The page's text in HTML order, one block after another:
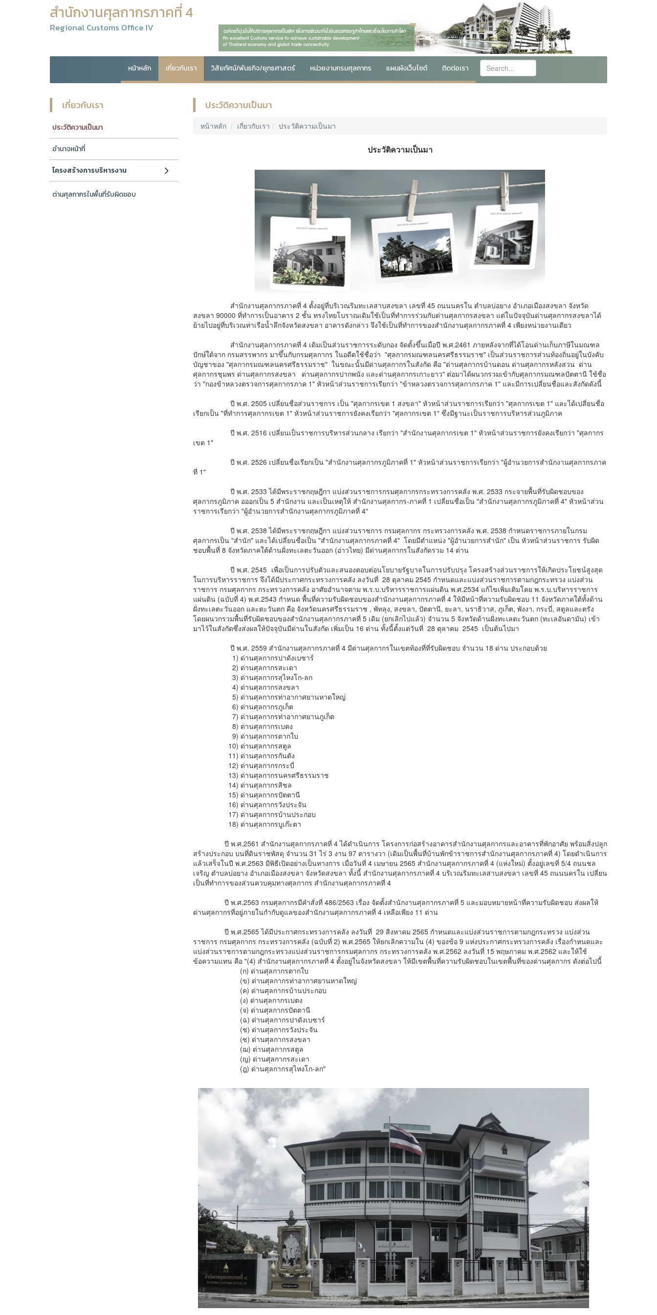
สำนักงานศุลกากรภาคที่ 4
Regional Customs Office IV
หน้าหลัก เกี่ยวกับเรา วิสัยทัศน์/พันธกิจ/ยุทธศาสตร์ หน่วยงานกรมศุลกากร แผนผังเว็บไซต์ ติดต่อเรา
เกี่ยวกับเรา
ประวัติความเป็นมา
อำนาจหน้าที่
โครงสร้างการบริหารงาน
ด่านศุลกากรในพื้นที่รับผิดชอบ
ประวัติความเป็นมา
หน้าหลัก เกี่ยวกับเรา ประวัติความเป็นมา
ประวัติความเป็นมา
สำนักงานศุลกากรภาคที่ 4 ตั้งอยู่ที่บริเวณริมทะเลสาบสงขลา เลขที่ 45 ถนนนครใน ตำบลบ่อยาง อำเภอเมืองสงขลา จังหวัด
สงขลา 90000 ที่ทำการเป็นอาคาร 2 ชั้น ทรงไทยโบราณเดิมใช้เป็นที่ทำการร่วมกับด่านศุลกากรสงขลา แต่ในปัจจุบันด่านศุลกากรสงขลาได้
ย้ายไปอยู่ที่บริเวณท่าเรือน้ำลึกจังหวัดสงขลา อาคารดังกล่าว จึงใช้เป็นที่ทำการของสำนักงานศุลกากรภาคที่ 4 เพียงหน่วยงานเดียว
สำนักงานศุลกากรภาคที่ 4 เดิมเป็นส่วนราชการระดับกอง จัดตั้งขึ้นเมื่อปี พ.ศ.2461 ภายหลังจากที่ได้โอนด่านเก็บภาษีในมณฑล
ปักษ์ใต้จาก กรมสรรพากร มาขึ้นกับกรมศุลกากร ในอดีตใช้ชื่อว่า "ศุลกากรมณฑลนครศรีธรรมราช" เป็นส่วนราชการส่วนท้องถิ่นอยู่ในบังคับ
บัญชาของ "ศุลกากรมณฑลนครศรีธรรมราช" ในขณะนั้นมีด่านศุลกากรในสังกัด คือ "ด่านศุลกากรบ้านดอน ด่านศุลกากรหลังสวน ด่าน
ศุลกากรชุมพร ด่านศุลกากรสงขลา ด่านศุลกากรปากพนัง และด่านศุลกากรเกาะยาว" ต่อมาได้ผนวกรวมเข้ากับศุลกากรมณฑลปัตตานี ใช้ชื่อ
ว่า "กองข้าหลวงตรวจการศุลกากรภาค 1" หัวหน้าส่วนราชการเรียกว่า "ข้าหลวงตรวจการศุลกากรภาค 1" และมีการเปลี่ยนชื่อและสังกัดดังนี้
ปี พ.ศ. 2505 เปลี่ยนชื่อส่วนราชการ เป็น "ศุลกากรเขต 1 สงขลา" หัวหน้าส่วนราชการเรียกว่า "ศุลกากรเขต 1" และได้เปลี่ยนชื่อ
เรียกเป็น "ที่ทำการศุลกากรเขต 1" หัวหน้าส่วนราชการยังคงเรียกว่า "ศุลกากรเขต 1" ซึ่งมีฐานะเป็นราชการบริหารส่วนภูมิภาค
ปี พ.ศ. 2516 เปลี่ยนเป็นราชการบริหารส่วนกลาง เรียกว่า "สำนักงานศุลกากรเขต 1" หัวหน้าส่วนราชการยังคงเรียกว่า "ศุลกากร
เขต 1"
ปี พ.ศ. 2526 เปลี่ยนชื่อเรียกเป็น "สำนักงานศุลกากรภูมิภาคที่ 1" หัวหน้าส่วนราชการเรียกว่า "ผู้อำนวยการสำนักงานศุลกากรภาค
ที่ 1"
ปี พ.ศ. 2533 ได้มีพระราชกฤษฎีกา แบ่งส่วนราชการกรมศุลกากรกระทรวงการคลัง พ.ศ. 2533 กระจายพื้นที่รับผิดชอบของ
ศุลกากรภูมิภาค อออกเป็น 5 สำนักงาน และเป็นเหตุให้ สำนักงานศุลกากร-ภาคที่ 1 เปลี่ยนชื่อเป็น "สำนักงานศุลกากรภูมิภาคที่ 4" หัวหน้าส่วน
ราชการเรียกว่า "ผู้อำนวยการสำนักงานศุลกากรภูมิภาคที่ 4"
ปี พ.ศ. 2538 ได้มีพระราชกฤษฎีกา แบ่งส่วนราชการ กรมศุลกากร กระทรวงการคลัง พ.ศ. 2538 กำหนดราชการภายในกรม
ศุลกากรเป็น "สำนัก" และได้เปลี่ยนชื่อเป็น "สำนักงานศุลกากรภาคที่ 4" โดยมีตำแหน่ง "ผู้อำนวยการสำนัก" เป็น หัวหน้าส่วนราชการ รับผิด
ชอบพื้นที่ 8 จังหวัดภาคใต้ด้านฝั่งทะเลตะวันออก (อ่าวไทย) มีด่านศุลกากรในสังกัดรวม 14 ด่าน
ปี พ.ศ. 2545 เพื่อเป็นการปรับตัวและสนองตอบต่อนโยบายรัฐบาลในการปรับปรุง โครงสร้างส่วนราชการให้เกิดประโยชน์สูงสุด
ในการบริหารราชการ จึงได้มีประกาศกระทรวงการคลัง ลงวันที่ 28 ตุลาคม 2545 กำหนดและแบ่งส่วนราชการตามกฎกระทรวง แบ่งส่วน
ราชการ กรมศุลกากร กระทรวงการคลัง อาศัยอำนาจตาม พ.ร.บ.บริหารราชการแผ่นดิน พ.ศ.2534 แก้ไขเพิ่มเติมโดย พ.ร.บ.บริหารราชการ
แผ่นดิน (ฉบับที่ 4) พ.ศ.2543 กำหนด พื้นที่ความรับผิดชอบของสำนักงานศุลกากรภาคที่ 4 ให้มีหน้าที่ความรับผิดชอบ 11 จังหวัดภาคใต้ทั้งด้าน
ฝั่งทะเลตะวันออก และตะวันตก คือ จังหวัดนครศรีธรรมราช , พัทลุง, สงขลา, ปัตตานี, ยะลา, นราธิวาส, ภูเก็ต, พังงา, กระบี่, สตูลและตรัง
โดยผนวกรวมพื้นที่รับผิดชอบของสำนักงานศุลกากรภาคที่ 5 เดิม (ยกเลิกไปแล้ว) จำนวน 5 จังหวัดด้านฝั่งทะเลตะวันตก (ทะเลอันดามัน) เข้า
มาไว้ในสังกัดซึ่งส่งผลให้ปัจจุบันมีด่านในสังกัด เพิ่มเป็น 16 ด่าน ทั้งนี้ตั้งแต่วันที่ 28 ตุลาคม 2545 เป็นต้นไปมา
ปี พ.ศ. 2559 สำนักงานศุลกากรภาคที่ 4 มีด่านศุลกากรในเขตท้องที่ที่รับผิดชอบ จำนวน 18 ด่าน ประกอบด้วย
1) ด่านศุลกากรปาดังเบซาร์
2) ด่านศุลกากรสะเดา
3) ด่านศุลกากรสุไหงโก-ลก
4) ด่านศุลกากรสงขลา
5) ด่านศุลกากรท่าอากาศยานหาดใหญ่
6) ด่านศุลกากรภูเก็ต
7) ด่านศุลกากรท่าอากาศยานภูเก็ต
8) ด่านศุลกากรเบตง
9) ด่านศุลกากรตากใบ
10) ด่านศุลกากรสตูล
11) ด่านศุลกากรกันตัง
12) ด่านศุลกากรกระบี่
13) ด่านศุลกากรนครศรีธรรมราช
14) ด่านศุลกากรสิชล
15) ด่านศุลกากรปัตตานี
16) ด่านศุลกากรวังประจัน
17) ด่านศุลกากรบ้านประกอบ
18) ด่านศุลกากรบูเก๊ะตา
ปี พ.ศ.2561 สำนักงานศุลกากรภาคที่ 4 ได้ดำเนินการ โครงการก่อสร้างอาคารสำนักงานศุลกากรและอาคารที่พักอาศัย พร้อมสิ่งปลูก
สร้างประกอบ บนที่ดินราชพัสดุ จำนวน 31 ไร่ 3 งาน 97 ตารางวา (เดิมเป็นพื้นที่บ้านพักข้าราชการสำนักงานศุลกากรภาคที่ 4) โดยดำเนินการ
แล้วเสร็จในปี พ.ศ.2563 มีพิธีเปิดอย่างเป็นทางการ เมื่อวันที่ 4 เมษายน 2565 สำนักงานศุลกากรภาคที่ 4 (แห่งใหม่) ตั้งอยู่เลขที่ 5/4 ถนนชล
เจริญ ตำบลบ่อยาง อำเภอเมืองสงขลา จังหวัดสงขลา ทั้งนี้ สำนักงานศุลกากรภาคที่ 4 บริเวณริมทะเลสาบสงขลา เลขที่ 45 ถนนนครใน เปลี่ยน
เป็นที่ทำการของส่วนควบคุมทางศุลกากร สำนักงานศุลกากรภาคที่ 4
ปี พ.ศ.2563 กรมศุลกากรมีคำสั่งที่ 486/2563 เรื่อง จัดตั้งสำนักงานศุลกากรภาคที่ 5 และมอบหมายหน้าที่ความรับผิดชอบ ส่งผลให้
ด่านศุลกากรที่อยู่ภายในกำกับดูแลของสำนักงานศุลกากรภาคที่ 4 เหลือเพียง 11 ด่าน
ปี พ.ศ.2565 ได้มีประกาศกระทรวงการคลัง ลงวันที่ 29 สิงหาคม 2565 กำหนดและแบ่งส่วนราชการตามกฎกระทรวง แบ่งส่วน
ราชการ กรมศุลกากร กระทรวงการคลัง (ฉบับที่ 2) พ.ศ.2565 ให้ยกเลิกความใน (4) ของข้อ 9 แห่งประกาศกระทรวงการคลัง เรื่องกำหนดและ
แบ่งส่วนราชการตามกฎกระทรวงแบ่งส่วนราชการกรมศุลกากร กระทรวงการคลัง พ.ศ.2562 ลงวันที่ 15 พฤษภาคม พ.ศ.2562 และให้ใช้
ข้อความแทน คือ "(4) สำนักงานศุลกากรภาคที่ 4 ตั้งอยู่ในจังหวัดสงขลา ให้มีเขตพื้นที่ความรับผิดชอบในเขตพื้นที่ของด่านศุลกากร ดังต่อไปนี้
(ก) ด่านศุลกากรตากใบ
(ข) ด่านศุลกากรท่าอากาศยานหาดใหญ่
(ค) ด่านศุลกากรบ้านประกอบ
(ง) ด่านศุลกากรเบตง
(จ) ด่านศุลกากรปัตตานี
(ฉ) ด่านศุลกากรปาดังเบซาร์
(ช) ด่านศุลกากรวังประจัน
(ซ) ด่านศุลกากรสงขลา
(ฌ) ด่านศุลกากรสตูล
(ญ) ด่านศุลกากรสะเดา
(ฎ) ด่านศุลกากรสุไหงโก-ลก"